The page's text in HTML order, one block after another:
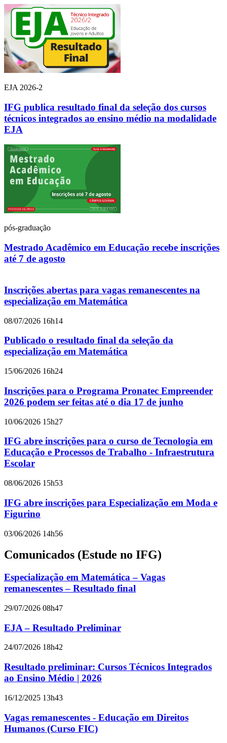
EJA 2026-2
IFG publica resultado final da seleção dos cursos
técnicos integrados ao ensino médio na modalidade
EJA
pós-graduação
Mestrado Acadêmico em Educação recebe inscrições
até 7 de agosto
Inscrições abertas para vagas remanescentes na
especialização em Matemática
08/07/2026 16h14
Publicado o resultado final da seleção da
especialização em Matemática
15/06/2026 16h24
Inscrições para o Programa Pronatec Empreender
2026 podem ser feitas até o dia 17 de junho
10/06/2026 15h27
IFG abre inscrições para o curso de Tecnologia em
Educação e Processos de Trabalho - Infraestrutura
Escolar
08/06/2026 15h53
IFG abre inscrições para Especialização em Moda e
Figurino
03/06/2026 14h56
Comunicados (Estude no IFG)
Especialização em Matemática – Vagas
remanescentes – Resultado final
29/07/2026 08h47
EJA – Resultado Preliminar
24/07/2026 18h42
Resultado preliminar: Cursos Técnicos Integrados
ao Ensino Médio | 2026
16/12/2025 13h43
Vagas remanescentes - Educação em Direitos
Humanos (Curso FIC)